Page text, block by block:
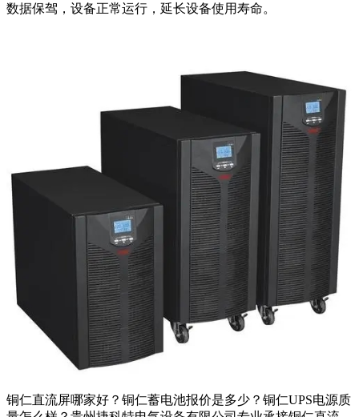
数据保驾，设备正常运行，延长设备使用寿命。
铜仁直流屏哪家好？铜仁蓄电池报价是多少？铜仁UPS电源质